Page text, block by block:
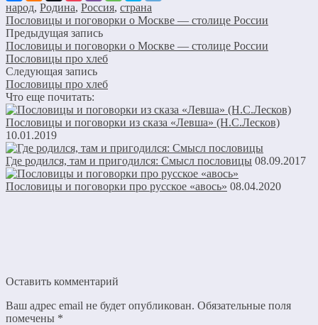
народ, Родина, Россия, страна
Пословицы и поговорки о Москве — столице России
Предыдущая запись
Пословицы и поговорки о Москве — столице России
Пословицы про хлеб
Следующая запись
Пословицы про хлеб
Что еще почитать:
Пословицы и поговорки из сказа «Левша» (Н.С.Лесков)
10.01.2019
Где родился, там и пригодился: Смысл пословицы 08.09.2017
Пословицы и поговорки про русское «авось» 08.04.2020
Оставить комментарий
Ваш адрес email не будет опубликован. Обязательные поля
помечены *